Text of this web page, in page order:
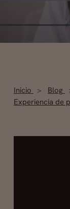
Inicio Blog
Experiencia de